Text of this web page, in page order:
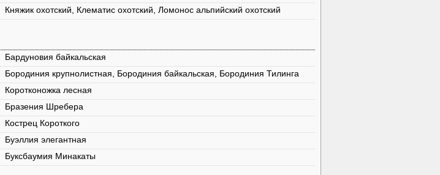
Княжик охотский, Клематис охотский, Ломонос альпийский охотский
Бардуновия байкальская
Бородиния крупнолистная, Бородиния байкальская, Бородиния Тилинга
Коротконожка лесная
Бразения Шребера
Кострец Короткого
Буэллия элегантная
Буксбаумия Минакаты